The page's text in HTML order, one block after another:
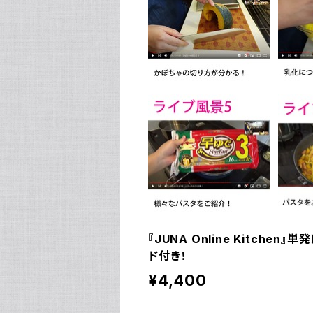
『JUNA Online Kitchen』単発
ド付き！
¥4,400